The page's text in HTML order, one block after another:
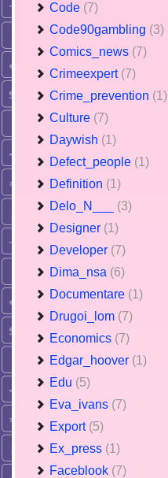
Code (7)
Code90gambling (3)
Comics_news (7)
Crimeexpert (7)
Crime_prevention (1)
Culture (7)
Daywish (1)
Defect_people (1)
Definition (1)
Delo_N___ (3)
Designer (1)
Developer (7)
Dima_nsa (6)
Documentare (1)
Drugoi_lom (7)
Economics (7)
Edgar_hoover (1)
Edu (5)
Eva_ivans (7)
Export (5)
Ex_press (1)
Faceblook (7)